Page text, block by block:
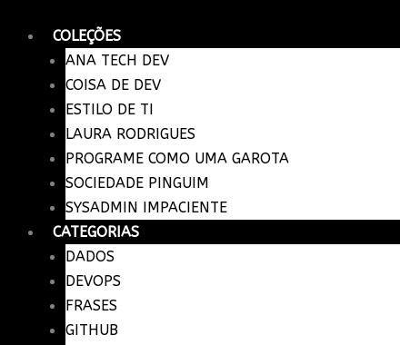
para
conteúdo
COLEÇÕES
ANA TECH DEV
COISA DE DEV
ESTILO DE TI
LAURA RODRIGUES
PROGRAME COMO UMA GAROTA
SOCIEDADE PINGUIM
SYSADMIN IMPACIENTE
CATEGORIAS
DADOS
DEVOPS
FRASES
GITHUB